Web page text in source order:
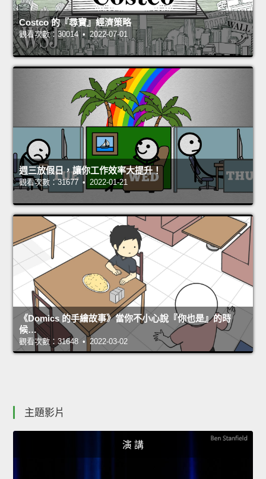
Costco 的『尋寶』經濟策略
觀看次數：30014 • 2022-07-01
週三放假日，讓你工作效率大提升！
觀看次數：31677 • 2022-01-21
《Domics 的手繪故事》當你不小心說『你也是』的時
候…
觀看次數：31648 • 2022-03-02
主題影片
演 講